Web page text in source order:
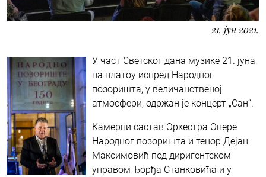
21. јун 2021.
У част Светског дана музике 21. јуна,
на платоу испред Народног
позоришта, у величанственој
атмосфери, одржан је концерт „Сан“.
Камерни састав Oркестра Опере
Народног позоришта и тенор Дејан
Максимовић под диригентском
управом Ђорђа Станковића и у